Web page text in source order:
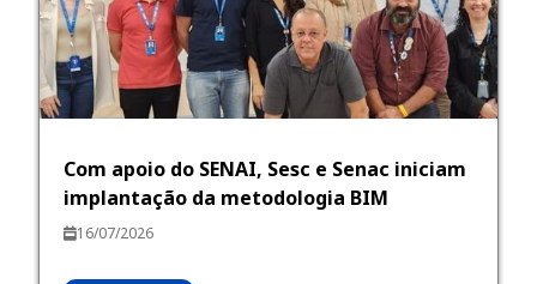
Com apoio do SENAI, Sesc e Senac iniciam
implantação da metodologia BIM
16/07/2026